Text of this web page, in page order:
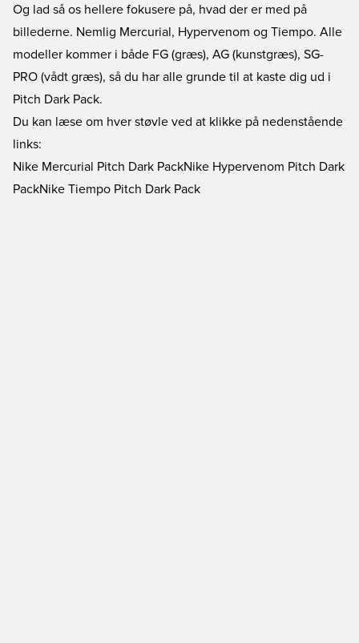
Og lad så os hellere fokusere på, hvad der er med på
billederne. Nemlig Mercurial, Hypervenom og Tiempo. Alle
modeller kommer i både FG (græs), AG (kunstgræs), SG-
PRO (vådt græs), så du har alle grunde til at kaste dig ud i
Pitch Dark Pack.
Du kan læse om hver støvle ved at klikke på nedenstående
links:
Nike Mercurial Pitch Dark PackNike Hypervenom Pitch Dark
PackNike Tiempo Pitch Dark Pack